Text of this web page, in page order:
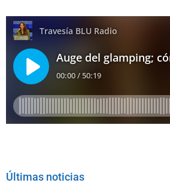
Últimas noticias